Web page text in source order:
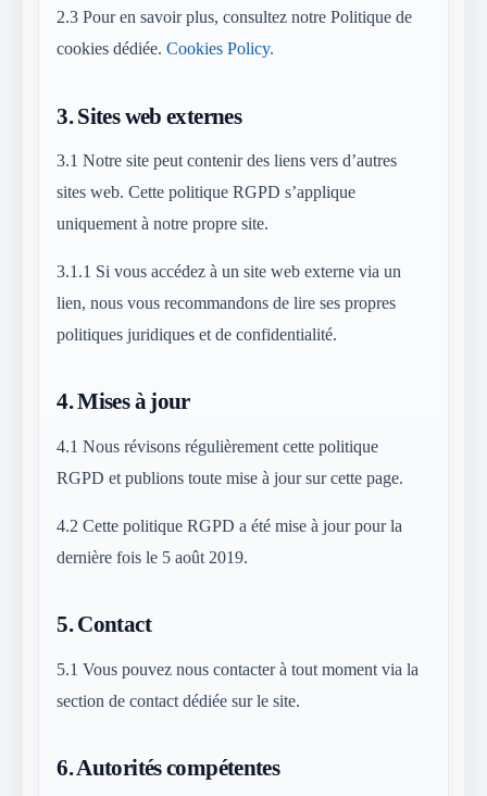
2.3 Pour en savoir plus, consultez notre Politique de
cookies dédiée.Cookies Policy.
3.Sites web externes
3.1 Notre site peut contenir des liens vers d’autres
sites web. Cette politique RGPD s’applique
uniquement à notre propre site.
3.1.1 Si vous accédez à un site web externe via un
lien, nous vous recommandons de lire ses propres
politiques juridiques et de confidentialité.
4.Mises à jour
4.1 Nous révisons régulièrement cette politique
RGPD et publions toute mise à jour sur cette page.
4.2 Cette politique RGPD a été mise à jour pour la
dernière fois le 5 août 2019.
5.Contact
5.1 Vous pouvez nous contacter à tout moment via la
section de contact dédiée sur le site.
6.Autorités compétentes